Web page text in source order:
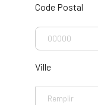
Code Postal
Ville